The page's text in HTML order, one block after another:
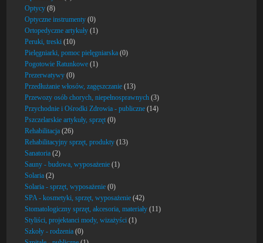
Optycy (8)
Optyczne instrumenty (0)
Ortopedyczne artykuły (1)
Peruki, treski (10)
Pielęgniarki, pomoc pielęgniarska (0)
Pogotowie Ratunkowe (1)
Prezerwatywy (0)
Przedłużanie włosów, zagęszczanie (13)
Przewozy osób chorych, niepełnosprawnych (3)
Przychodnie i Ośrodki Zdrowia - publiczne (14)
Pszczelarskie artykuły, sprzęt (0)
Rehabilitacja (26)
Rehabilitacyjny sprzęt, produkty (13)
Sanatoria (2)
Sauny - budowa, wyposażenie (1)
Solaria (2)
Solaria - sprzęt, wyposażenie (0)
SPA - kosmetyki, sprzęt, wyposażenie (42)
Stomatologiczny sprzęt, akcesoria, materiały (11)
Styliści, projektanci mody, wizażyści (1)
Szkoły - rodzenia (0)